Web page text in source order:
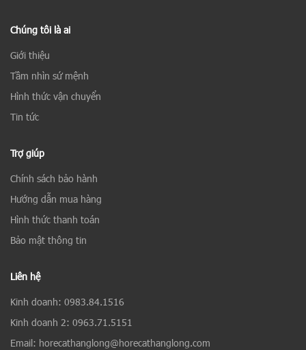
Chúng tôi là ai
Giới thiệu
Tầm nhìn sứ mệnh
Hình thức vận chuyển
Tin tức
Trợ giúp
Chính sách bảo hành
Hướng dẫn mua hàng
Hình thức thanh toán
Bảo mật thông tin
Liên hệ
Kinh doanh: 0983.84.1516
Kinh doanh 2: 0963.71.5151
Email: horecathanglong@horecathanglong.com